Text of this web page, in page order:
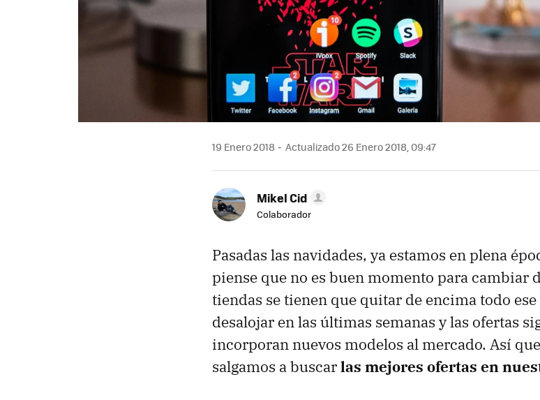
19 Enero 2018 Actualizado 26 Enero 2018, 09:47
Mikel Cid
Colaborador
Pasadas las navidades, ya estamos en plena
piense que no es buen momento para cambiar
tiendas se tienen que quitar de encima todo
desalojar en las últimas semanas y las ofertas
incorporan nuevos modelos al mercado. Así
salgamos a buscarlas mejores ofertas en